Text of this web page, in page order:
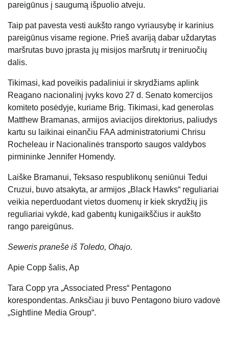
pareigūnus į saugumą išpuolio atveju.
Taip pat pavesta vesti aukšto rango vyriausybę ir karinius
pareigūnus visame regione. Prieš avariją dabar uždarytas
maršrutas buvo įprasta jų misijos maršrutų ir treniruočių
dalis.
Tikimasi, kad poveikis padaliniui ir skrydžiams aplink
Reagano nacionalinį įvyks kovo 27 d. Senato komercijos
komiteto posėdyje, kuriame Brig. Tikimasi, kad generolas
Matthew Bramanas, armijos aviacijos direktorius, paliudys
kartu su laikinai einančiu FAA administratoriumi Chrisu
Rocheleau ir Nacionalinės transporto saugos valdybos
pirmininke Jennifer Homendy.
Laiške Bramanui, Teksaso respublikonų seniūnui Tedui
Cruzui, buvo atsakyta, ar armijos „Black Hawks“ reguliariai
veikia neperduodant vietos duomenų ir kiek skrydžių jis
reguliariai vykdė, kad gabentų kunigaikščius ir aukšto
rango pareigūnus.
Seweris pranešė iš Toledo, Ohajo.
Apie Copp šalis, Ap
Tara Copp yra „Associated Press“ Pentagono
korespondentas. Anksčiau ji buvo Pentagono biuro vadovė
„Sightline Media Group“.